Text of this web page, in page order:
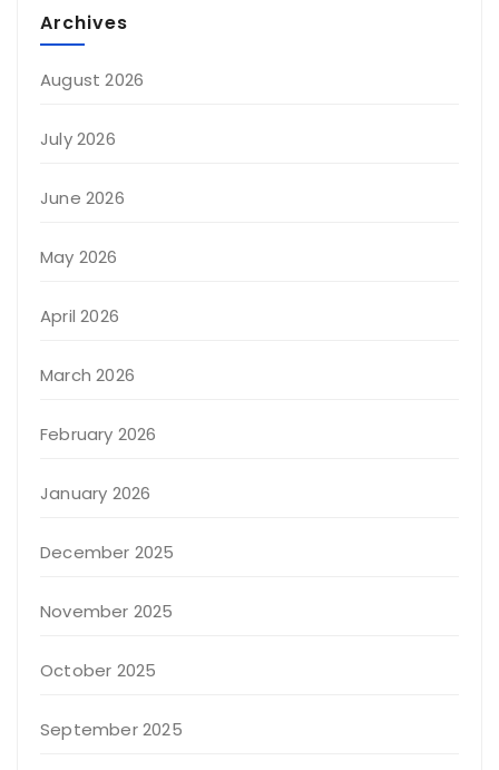
Archives
August 2026
July 2026
June 2026
May 2026
April 2026
March 2026
February 2026
January 2026
December 2025
November 2025
October 2025
September 2025